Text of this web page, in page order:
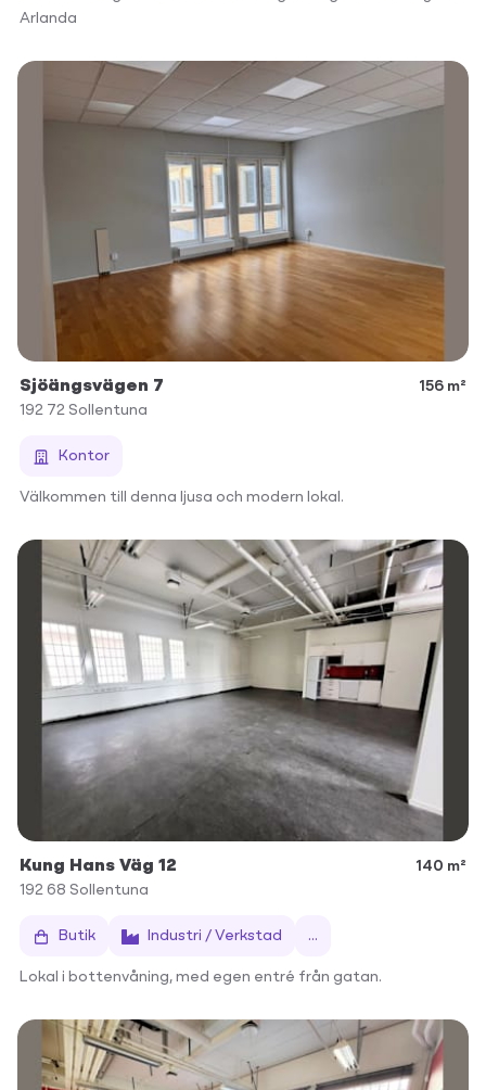
Arlanda
Sjöängsvägen 7
156 m²
192 72 Sollentuna
Kontor
Välkommen till denna ljusa och modern lokal.
Kung Hans Väg 12
140 m²
192 68 Sollentuna
Butik Industri / Verkstad ...
Lokal i bottenvåning, med egen entré från gatan.